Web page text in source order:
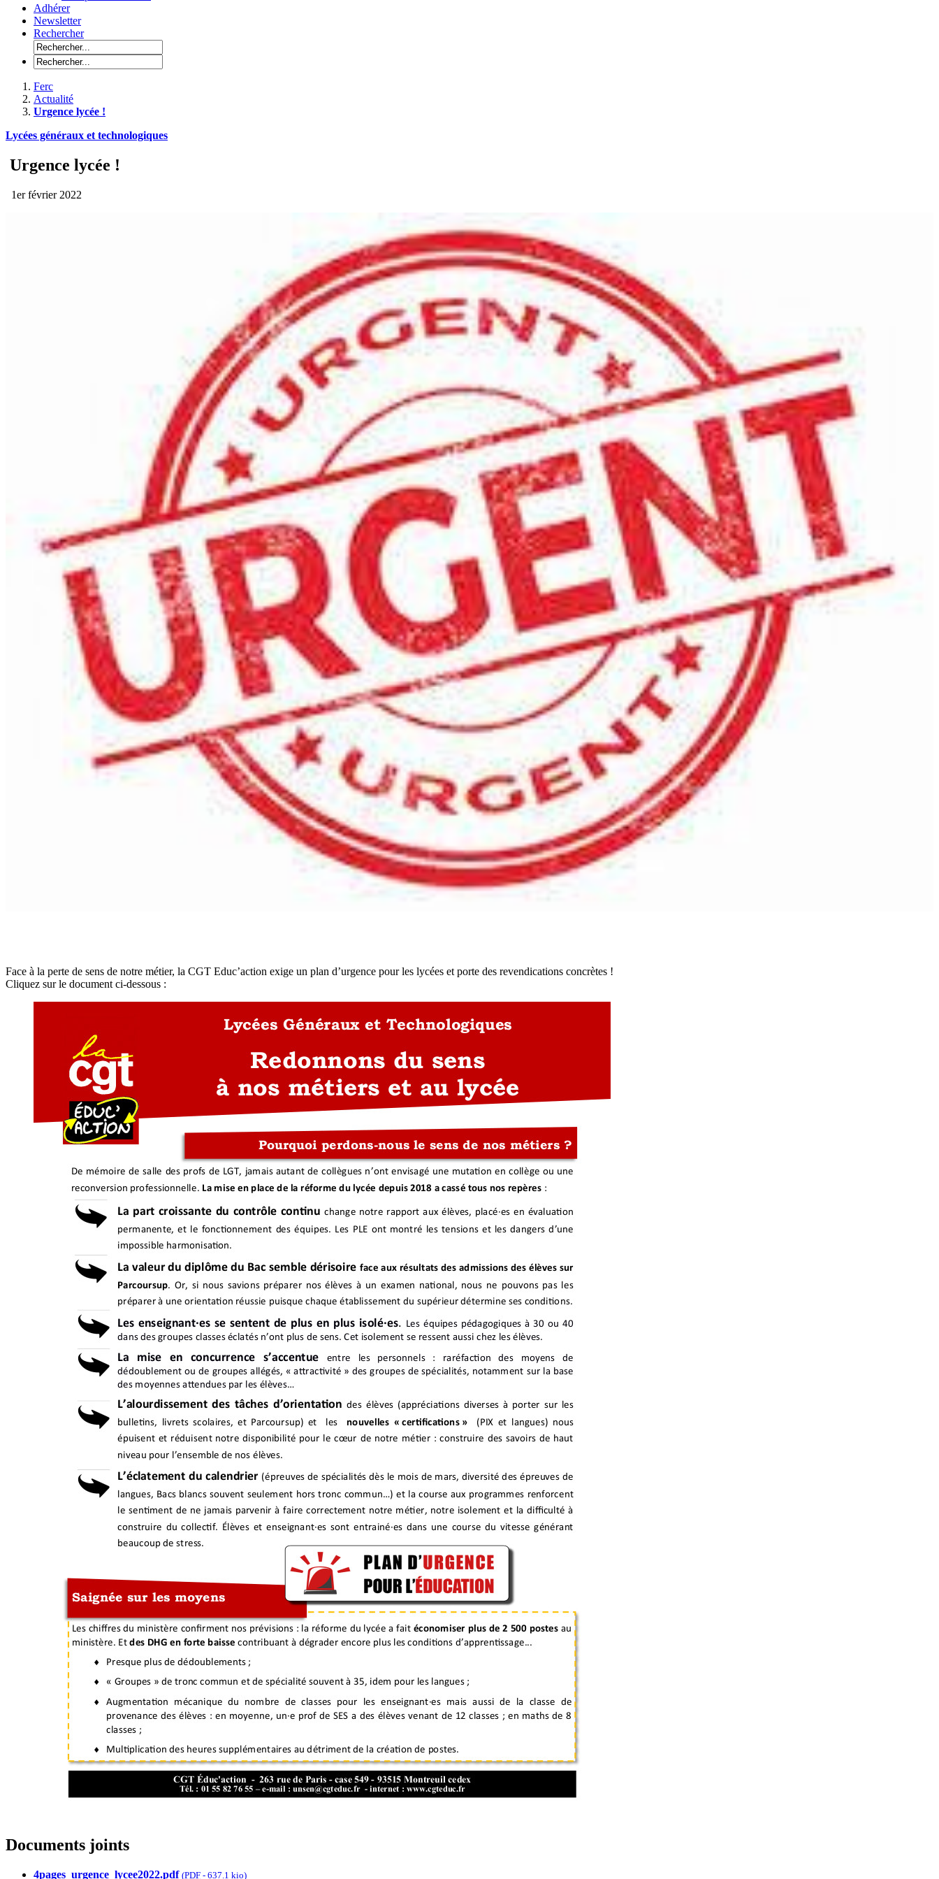
Adhérer
Newsletter
Rechercher
Ferc
Actualité
Urgence lycée !
Lycées généraux et technologiques
Urgence lycée !
1er février 2022
Face à la perte de sens de notre métier, la CGT Educ’action exige un plan d’urgence pour les lycées et porte des revendications concrètes !
Cliquez sur le document ci-dessous :
Documents joints
4pages_urgence_lycee2022.pdf (PDF - 637.1 kio)